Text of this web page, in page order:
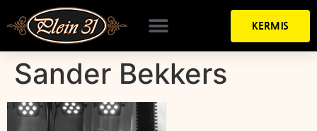
KERMIS
Sander Bekkers